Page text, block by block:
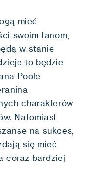
mieć
swoim fanom,
w stanie
to będzie
Poole
charakterów
Natomiast
na sukces,
się mieć
coraz bardziej